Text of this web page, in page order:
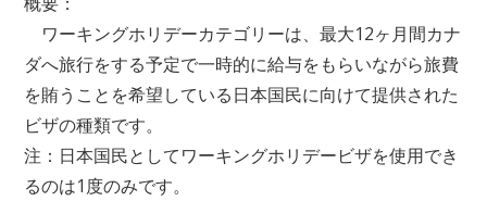
ワーキングホリデーカテゴリーは、最大12ヶ月間カナ
ダへ旅行をする予定で一時的に給与をもらいながら旅費
を賄うことを希望している日本国民に向けて提供された
ビザの種類です。
注：日本国民としてワーキングホリデービザを使用でき
るのは1度のみです。